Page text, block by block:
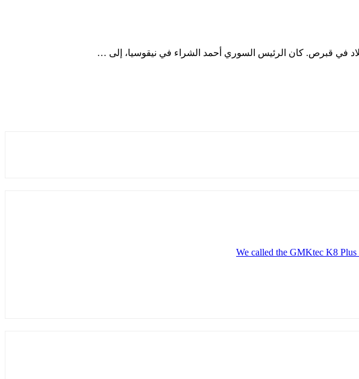
في قبرص. كان الرئيس السوري أحمد الشراء في نيقوسيا، إلى …
We called the GMKtec K8 Plus